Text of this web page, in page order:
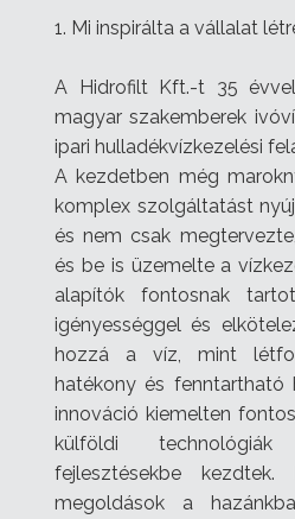
1. Mi inspirálta a vállalat
A Hidrofilt Kft.-t 35
magyar szakemberek
ipari hulladékvízkezelési
A kezdetben még
komplex szolgáltatást
és nem csak
és be is üzemelte a
alapítók fontosnak
igényességgel és
hozzá a víz, mint
hatékony és fenntartható
innováció kiemelten
külföldi
fejlesztésekbe
megoldások a